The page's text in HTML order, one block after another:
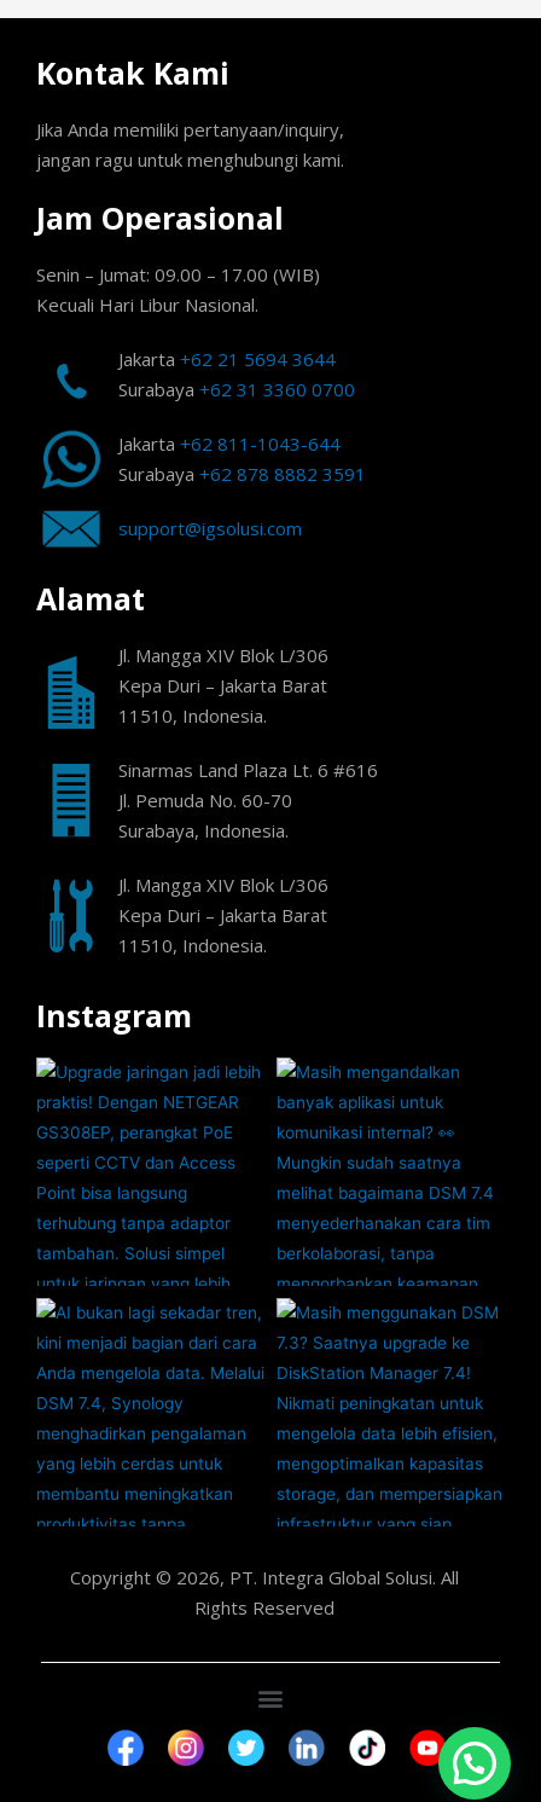
Kontak Kami
Jika Anda memiliki pertanyaan/inquiry,
jangan ragu untuk menghubungi kami.
Jam Operasional
Senin – Jumat: 09.00 – 17.00 (WIB)
Kecuali Hari Libur Nasional.
Jakarta +62 21 5694 3644
Surabaya +62 31 3360 0700
Jakarta +62 811-1043-644
Surabaya +62 878 8882 3591
support@igsolusi.com
Alamat
Jl. Mangga XIV Blok L/306
Kepa Duri – Jakarta Barat
11510, Indonesia.
Sinarmas Land Plaza Lt. 6 #616
Jl. Pemuda No. 60-70
Surabaya, Indonesia.
Jl. Mangga XIV Blok L/306
Kepa Duri – Jakarta Barat
11510, Indonesia.
Instagram
Copyright © 2026, PT. Integra Global Solusi. All
Rights Reserved